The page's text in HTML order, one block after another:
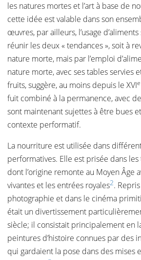
les natures mortes et l’art à base de
cette idée est valable dans son
œuvres, par ailleurs, l’usage
réunir les deux « tendances », soit à
nature morte, mais par l’emploi
nature morte, avec ses tables servies
fruits, suggère, au moins depuis le XVIe
fuit combiné à la permanence, avec
sont maintenant sujettes à être bues
contexte performatif.
La nourriture est utilisée dans
performatives. Elle est prisée dans les
dont l’origine remonte au Moyen Âge
vivantes et les entrées royales2.
photographie et dans le cinéma
était un divertissement
siècle; il consistait principalement en
peintures d’histoire connues par des
qui gardaient la pose dans des mises